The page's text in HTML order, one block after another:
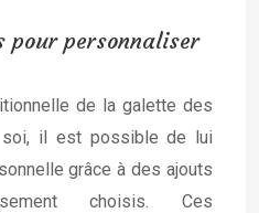
pour personnaliser
de la galette des
il est possible de lui
grâce à des ajouts
choisis. Ces